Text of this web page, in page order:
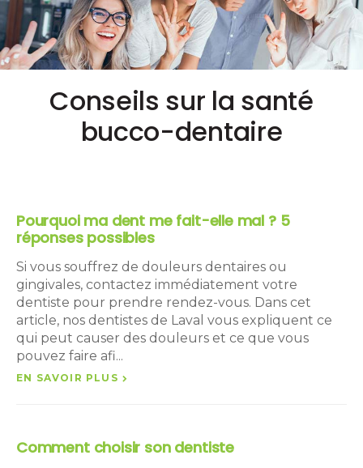
Conseils sur la santé
bucco-dentaire
Pourquoi ma dent me fait-elle mal ? 5
réponses possibles
Si vous souffrez de douleurs dentaires ou
gingivales, contactez immédiatement votre
dentiste pour prendre rendez-vous. Dans cet
article, nos dentistes de Laval vous expliquent ce
qui peut causer des douleurs et ce que vous
pouvez faire afi...
EN SAVOIR PLUS
Comment choisir son dentiste